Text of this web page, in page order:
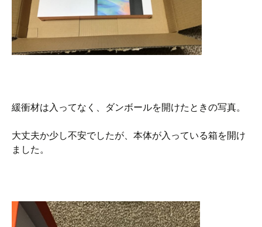
緩衝材は入ってなく、ダンボールを開けたときの写真。
大丈夫か少し不安でしたが、本体が入っている箱を開け
ました。